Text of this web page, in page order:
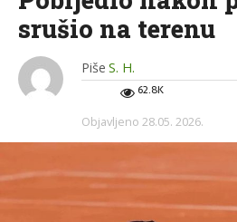
srušio na terenu
Piše S. H.
62.8K
Objavljeno 28.05. 2026.